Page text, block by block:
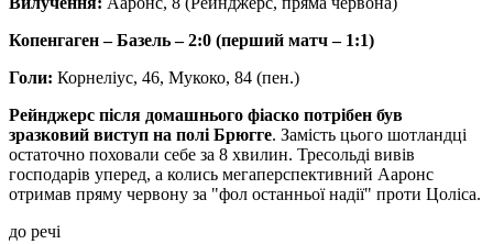
Копенгаген – Базель – 2:0 (перший матч – 1:1)
Голи: Корнеліус, 46, Мукоко, 84 (пен.)
Рейнджерс після домашнього фіаско потрібен був
зразковий виступ на полі Брюгге. Замість цього шотландці
остаточно поховали себе за 8 хвилин. Тресольді вивів
господарів уперед, а колись мегаперспективний Ааронс
отримав пряму червону за "фол останньої надії" проти Цоліса.
до речі